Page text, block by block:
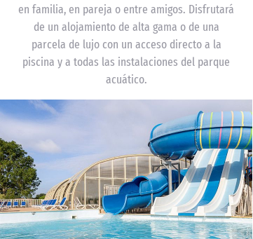
en familia, en pareja o entre amigos. Disfrutará
de un alojamiento de alta gama o de una
parcela de lujo con un acceso directo a la
piscina y a todas las instalaciones del parque
acuático.